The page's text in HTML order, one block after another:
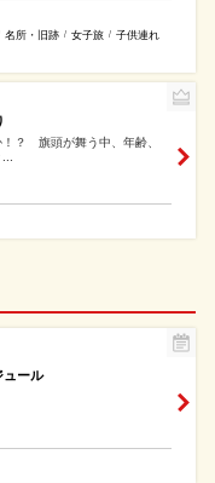
名所・旧跡 / 女子旅 / 子供連れ
？ 旗頭が舞う中、年齢、
ュール